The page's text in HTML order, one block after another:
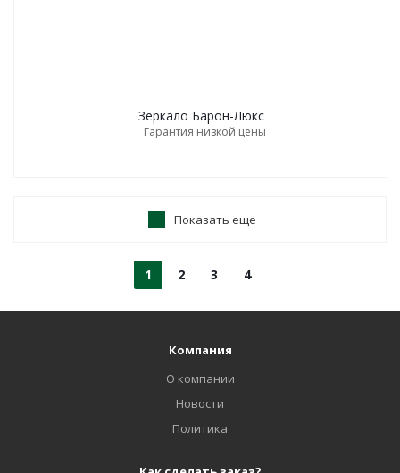
Зеркало Барон-Люкс
Гарантия низкой цены
Показать еще
1 2 3 4
Компания
О компании
Новости
Политика